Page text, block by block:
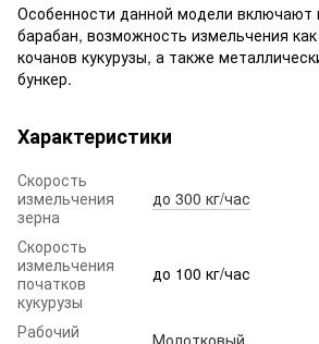
Особенности данной модели включают
барабан, возможность измельчения
кочанов кукурузы, а также
бункер.
Характеристики
Скорость
измельчения
зерна
до 300 кг/час
Скорость
измельчения
початков
кукурузы
до 100 кг/час
Рабочий
Молотковый